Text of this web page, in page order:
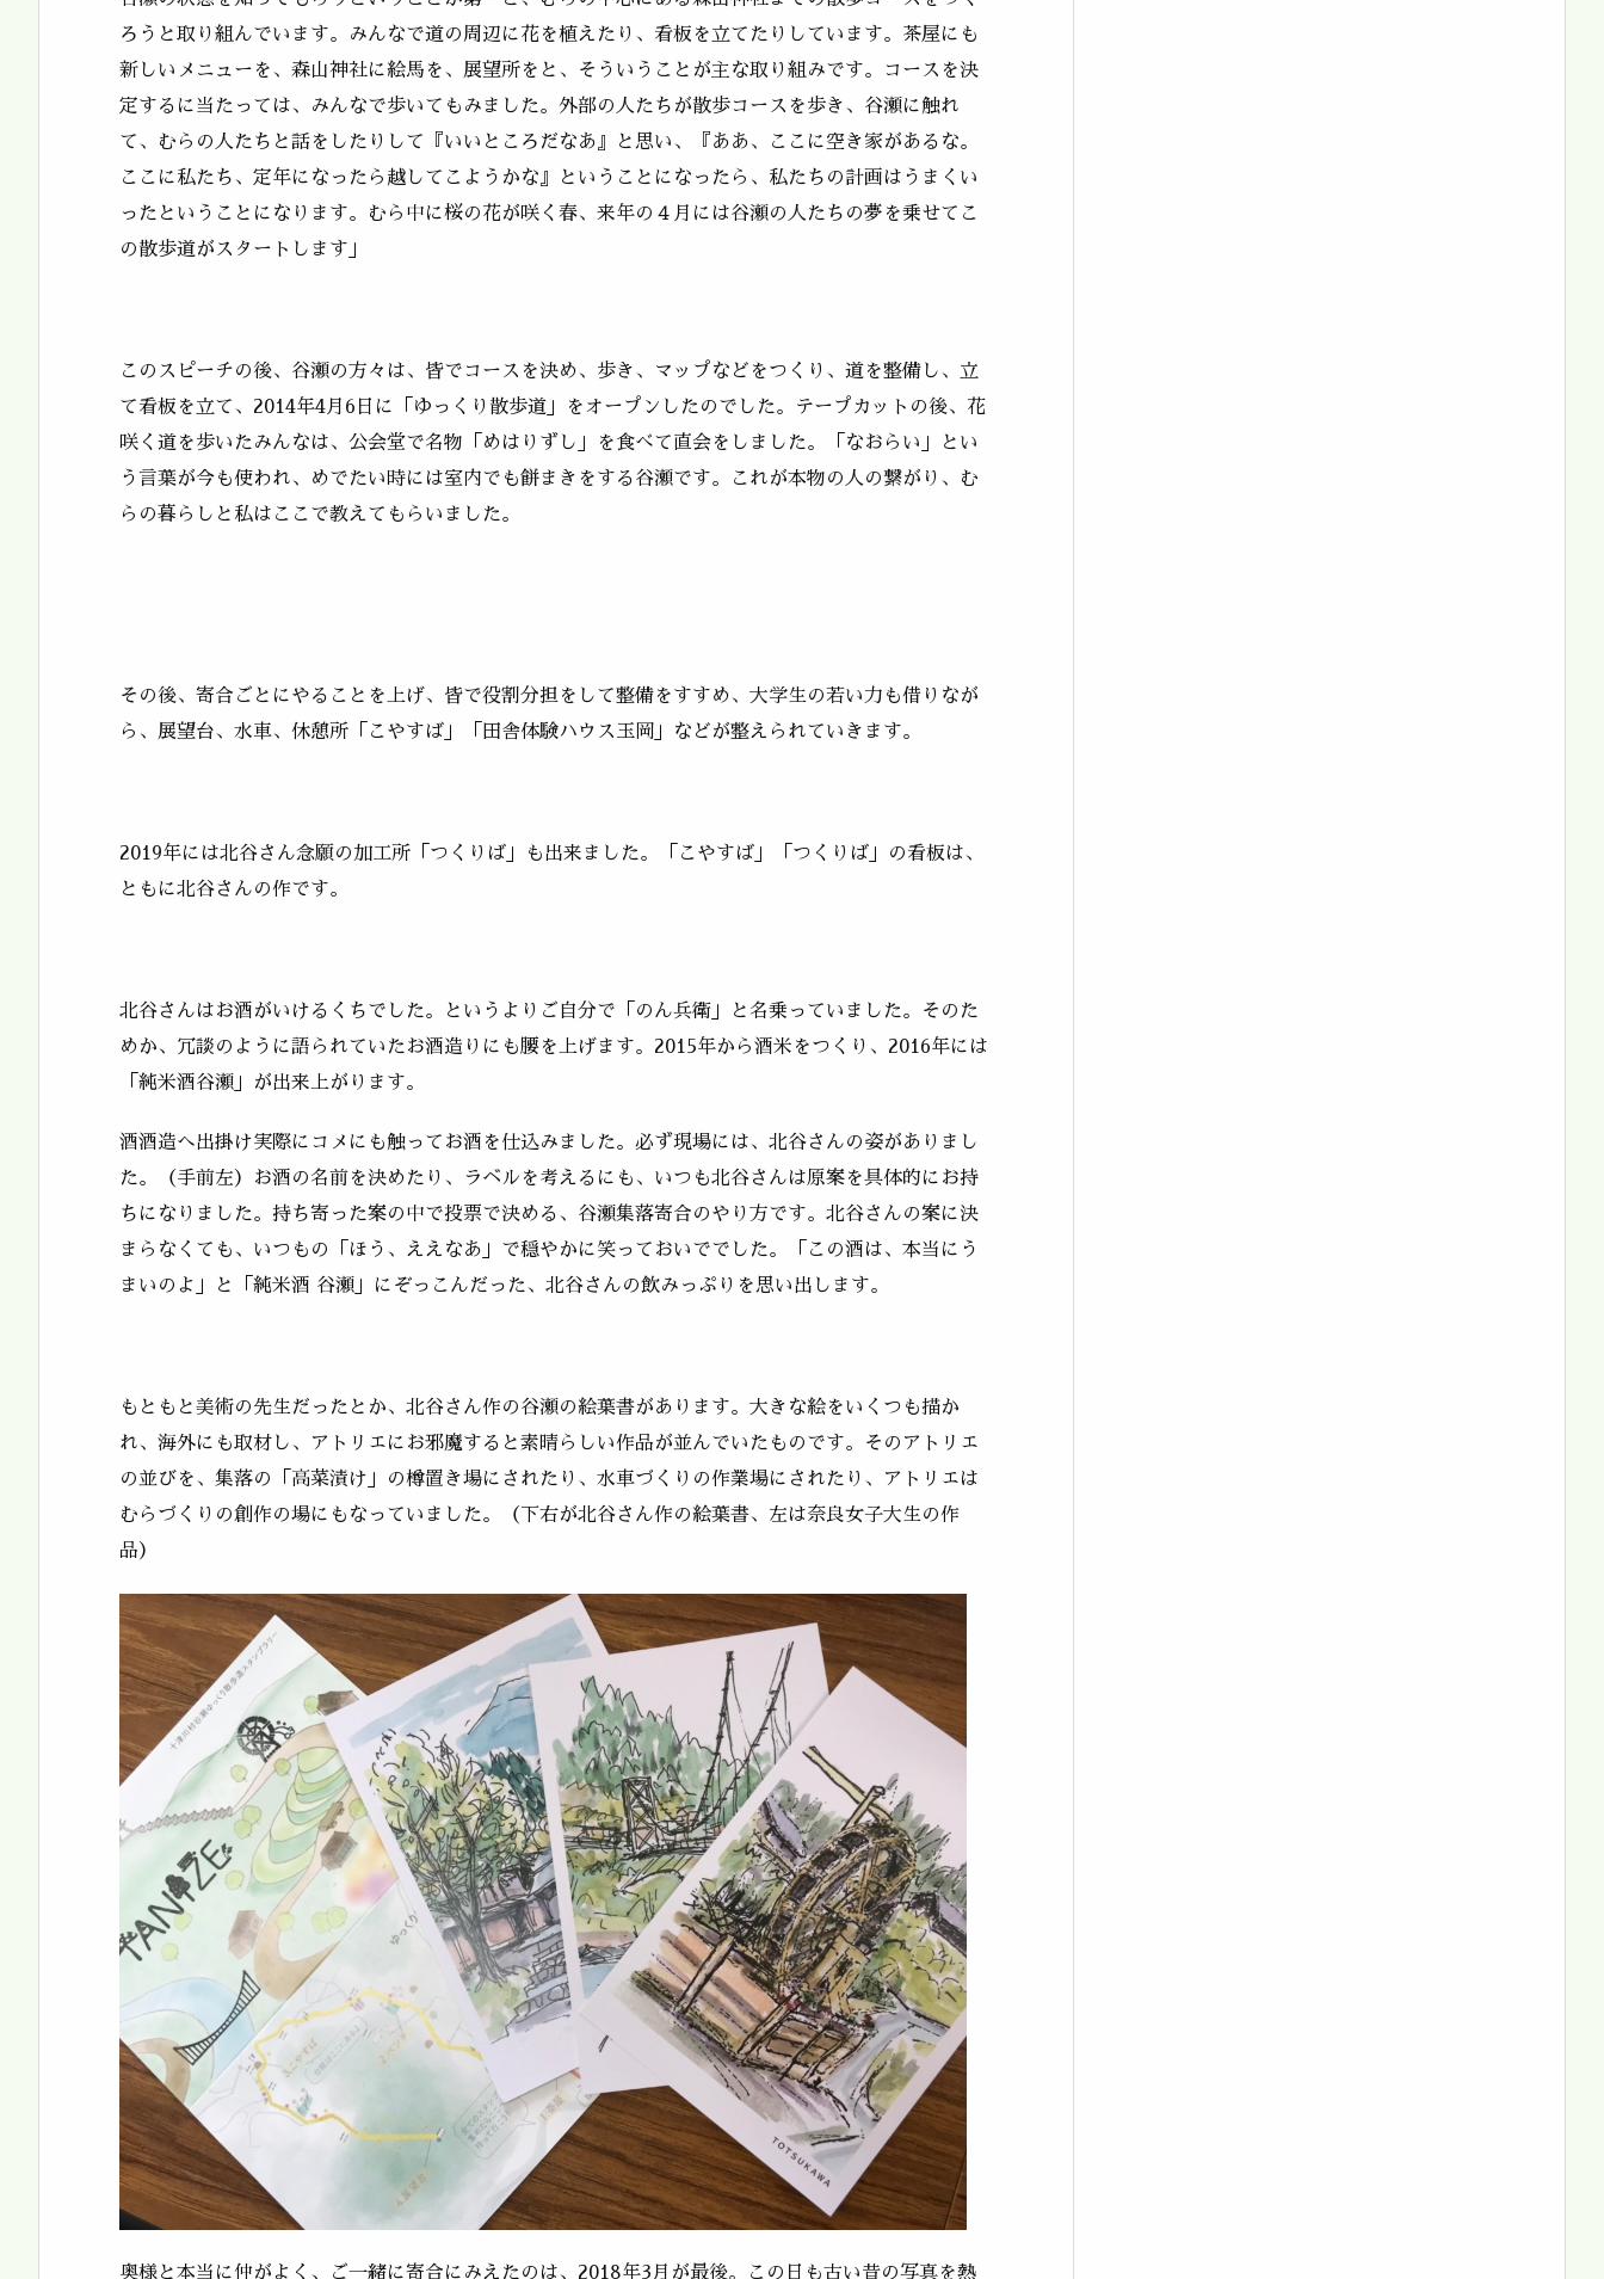
ろうと取り組んでいます。みんなで道の周辺に花を植えたり、看板を立てたりしています。茶屋にも
新しいメニューを、森山神社に絵馬を、展望所をと、そういうことが主な取り組みです。コースを決
定するに当たっては、みんなで歩いてもみました。外部の人たちが散歩コースを歩き、谷瀬に触れ
て、むらの人たちと話をしたりして『いいところだなあ』と思い、『ああ、ここに空き家があるな。
ここに私たち、定年になったら越してこようかな』ということになったら、私たちの計画はうまくい
ったということになります。むら中に桜の花が咲く春、来年の４月には谷瀬の人たちの夢を乗せてこ
の散歩道がスタートします」
このスピーチの後、谷瀬の方々は、皆でコースを決め、歩き、マップなどをつくり、道を整備し、立
て看板を立て、2014年4月6日に「ゆっくり散歩道」をオープンしたのでした。テープカットの後、花
咲く道を歩いたみんなは、公会堂で名物「めはりずし」を食べて直会をしました。「なおらい」とい
う言葉が今も使われ、めでたい時には室内でも餅まきをする谷瀬です。これが本物の人の繋がり、む
らの暮らしと私はここで教えてもらいました。
その後、寄合ごとにやることを上げ、皆で役割分担をして整備をすすめ、大学生の若い力も借りなが
ら、展望台、水車、休憩所「こやすば」「田舎体験ハウス玉岡」などが整えられていきます。
2019年には北谷さん念願の加工所「つくりば」も出来ました。「こやすば」「つくりば」の看板は、
ともに北谷さんの作です。
北谷さんはお酒がいけるくちでした。というよりご自分で「のん兵衛」と名乗っていました。そのた
めか、冗談のように語られていたお酒造りにも腰を上げます。2015年から酒米をつくり、2016年には
「純米酒谷瀬」が出来上がります。
酒酒造へ出掛け実際にコメにも触ってお酒を仕込みました。必ず現場には、北谷さんの姿がありまし
た。（手前左）お酒の名前を決めたり、ラベルを考えるにも、いつも北谷さんは原案を具体的にお持
ちになりました。持ち寄った案の中で投票で決める、谷瀬集落寄合のやり方です。北谷さんの案に決
まらなくても、いつもの「ほう、ええなあ」で穏やかに笑っておいででした。「この酒は、本当にう
まいのよ」と「純米酒 谷瀬」にぞっこんだった、北谷さんの飲みっぷりを思い出します。
もともと美術の先生だったとか、北谷さん作の谷瀬の絵葉書があります。大きな絵をいくつも描か
れ、海外にも取材し、アトリエにお邪魔すると素晴らしい作品が並んでいたものです。そのアトリエ
の並びを、集落の「高菜漬け」の樽置き場にされたり、水車づくりの作業場にされたり、アトリエは
むらづくりの創作の場にもなっていました。（下右が北谷さん作の絵葉書、左は奈良女子大生の作
品）
奥様と本当に仲がよく、ご一緒に寄合にみえたのは、2018年3月が最後。この日も古い昔の写真を熱